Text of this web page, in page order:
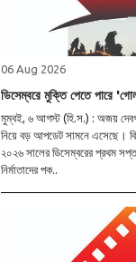
06 Aug 2026
ডিসেম্বরে মুক্তি পেতে পারে
মুম্বই, ৬ আগস্ট (হি.স.) : অজয়
নিয়ে বড় আপডেট সামনে এসেছে।
২০২৬ সালের ডিসেম্বরের প্রথম
নির্মাতাদের পক..